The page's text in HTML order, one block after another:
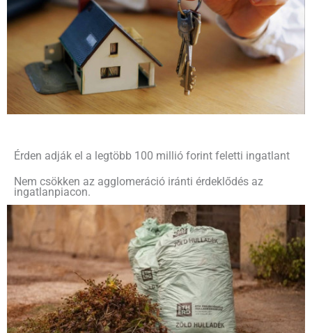
Érden adják el a legtöbb 100 millió forint feletti ingatlant
Nem csökken az agglomeráció iránti érdeklődés az
ingatlanpiacon.